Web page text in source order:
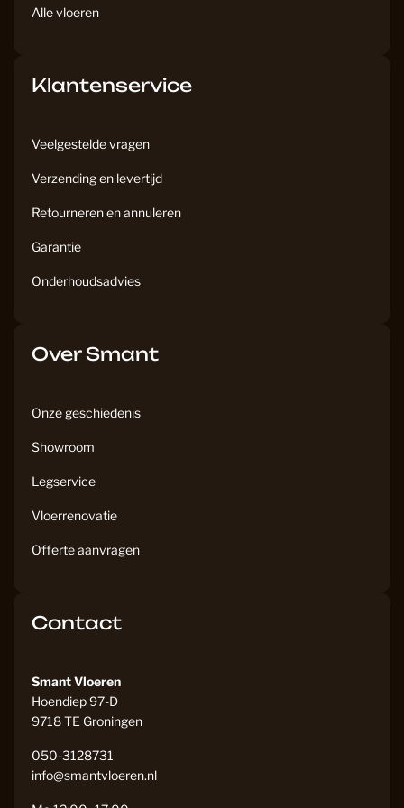
Alle vloeren
Klantenservice
Veelgestelde vragen
Verzending en levertijd
Retourneren en annuleren
Garantie
Onderhoudsadvies
Over Smant
Onze geschiedenis
Showroom
Legservice
Vloerrenovatie
Offerte aanvragen
Contact
Smant Vloeren
Hoendiep 97-D
9718 TE Groningen
050-3128731
info@smantvloeren.nl